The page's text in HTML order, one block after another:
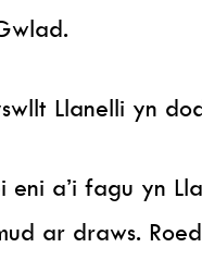
Llanelli yn
a’i fagu yn
ar draws.